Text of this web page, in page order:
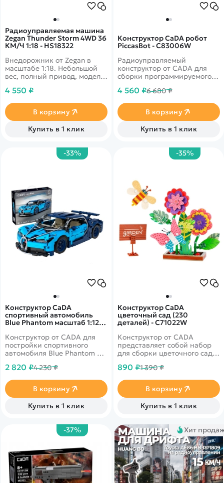
Радиоуправляемая машина
Zegan Thunder Storm 4WD 36
КМ/Ч 1:18 - HS18322
Внедорожник от Zegan в
масштабе 1:18. Небольшой
вес, полный привод, модель
км/ч. Корпус выполнен в
цветах.
4 550 ₽
В корзину
Купить в 1 клик
Конструктор CaDA робот
PiccasBot - C83006W
Радиоуправляемый
конструктор от CADA для
сборки программируемого
моделью можно при помощи
самом роботе или
приложения на телефоне.
запрограммированиые
4 560 ₽6 680 ₽
В корзину
Купить в 1 клик
-33%
Конструктор CaDA
спортивный автомобиль
Blue Phantom масштаб 1:12,
Конструктор от CADA для
постройки спортивного
автомобиля Blue Phantom из
1/12. Высокая степень
управление, двери
открываются.
2 820 ₽4 230 ₽
В корзину
Купить в 1 клик
-35%
Конструктор CaDA
цветочный сад (230
деталей) - C71022W
Конструктор от CADA
представляет собой набор
для сборки цветочного сада
бумаги можно сочетать в
нарисовать свои.
890 ₽1 390 ₽
В корзину
Купить в 1 клик
-37% Хит